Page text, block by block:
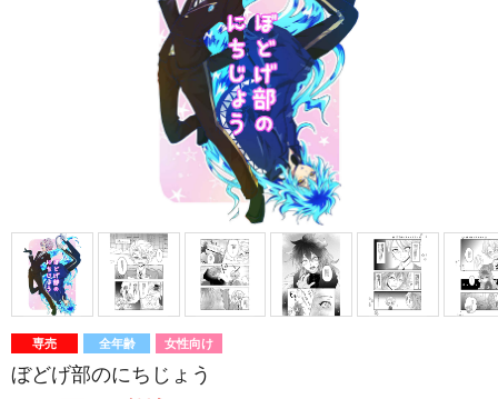
専売 全年齢 女性向け
ぼどげ部のにちじょう